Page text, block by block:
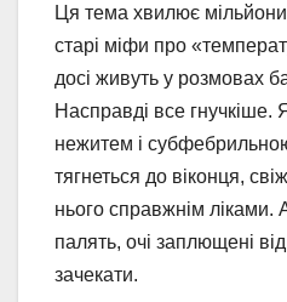
Ця тема хвилює
старі міфи про
досі живуть у розмовах
Насправді все
нежитем і
тягнеться до віконця,
нього справжнім ліками.
палять, очі заплющені
зачекати.